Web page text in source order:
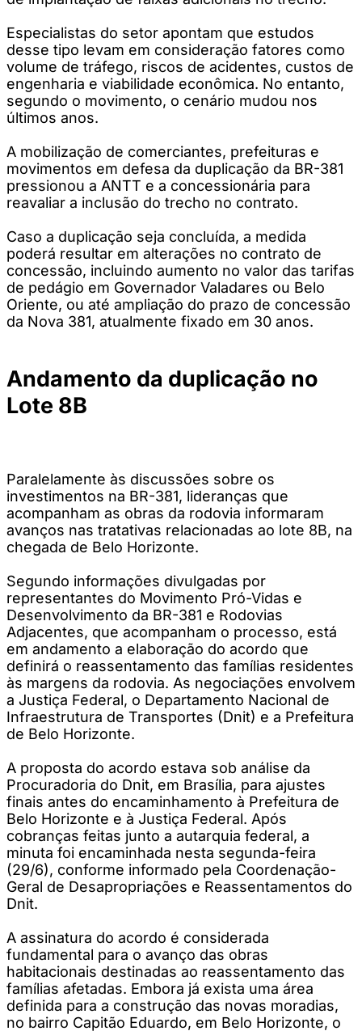
Especialistas do setor apontam que estudos
desse tipo levam em consideração fatores como
volume de tráfego, riscos de acidentes, custos de
engenharia e viabilidade econômica. No entanto,
segundo o movimento, o cenário mudou nos
últimos anos.
A mobilização de comerciantes, prefeituras e
movimentos em defesa da duplicação da BR-381
pressionou a ANTT e a concessionária para
reavaliar a inclusão do trecho no contrato.
Caso a duplicação seja concluída, a medida
poderá resultar em alterações no contrato de
concessão, incluindo aumento no valor das tarifas
de pedágio em Governador Valadares ou Belo
Oriente, ou até ampliação do prazo de concessão
da Nova 381, atualmente fixado em 30 anos.
Andamento da duplicação no
Lote 8B
Paralelamente às discussões sobre os
investimentos na BR-381, lideranças que
acompanham as obras da rodovia informaram
avanços nas tratativas relacionadas ao lote 8B, na
chegada de Belo Horizonte.
Segundo informações divulgadas por
representantes do Movimento Pró-Vidas e
Desenvolvimento da BR-381 e Rodovias
Adjacentes, que acompanham o processo, está
em andamento a elaboração do acordo que
definirá o reassentamento das famílias residentes
às margens da rodovia. As negociações envolvem
a Justiça Federal, o Departamento Nacional de
Infraestrutura de Transportes (Dnit) e a Prefeitura
de Belo Horizonte.
A proposta do acordo estava sob análise da
Procuradoria do Dnit, em Brasília, para ajustes
finais antes do encaminhamento à Prefeitura de
Belo Horizonte e à Justiça Federal. Após
cobranças feitas junto a autarquia federal, a
minuta foi encaminhada nesta segunda-feira
(29/6), conforme informado pela Coordenação-
Geral de Desapropriações e Reassentamentos do
Dnit.
A assinatura do acordo é considerada
fundamental para o avanço das obras
habitacionais destinadas ao reassentamento das
famílias afetadas. Embora já exista uma área
definida para a construção das novas moradias,
no bairro Capitão Eduardo, em Belo Horizonte, o